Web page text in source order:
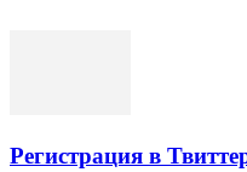
Регистрация в